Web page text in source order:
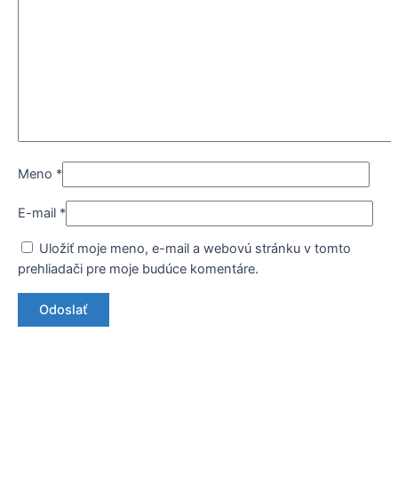
Meno *
E-mail *
Uložiť moje meno, e-mail a webovú stránku v tomto
prehliadači pre moje budúce komentáre.